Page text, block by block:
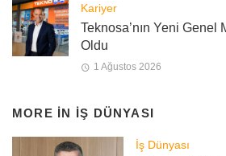
Kariyer
Teknosa’nın Yeni Genel
Oldu
1 Ağustos 2026
MORE IN İŞ DÜNYASI
İş Dünyası